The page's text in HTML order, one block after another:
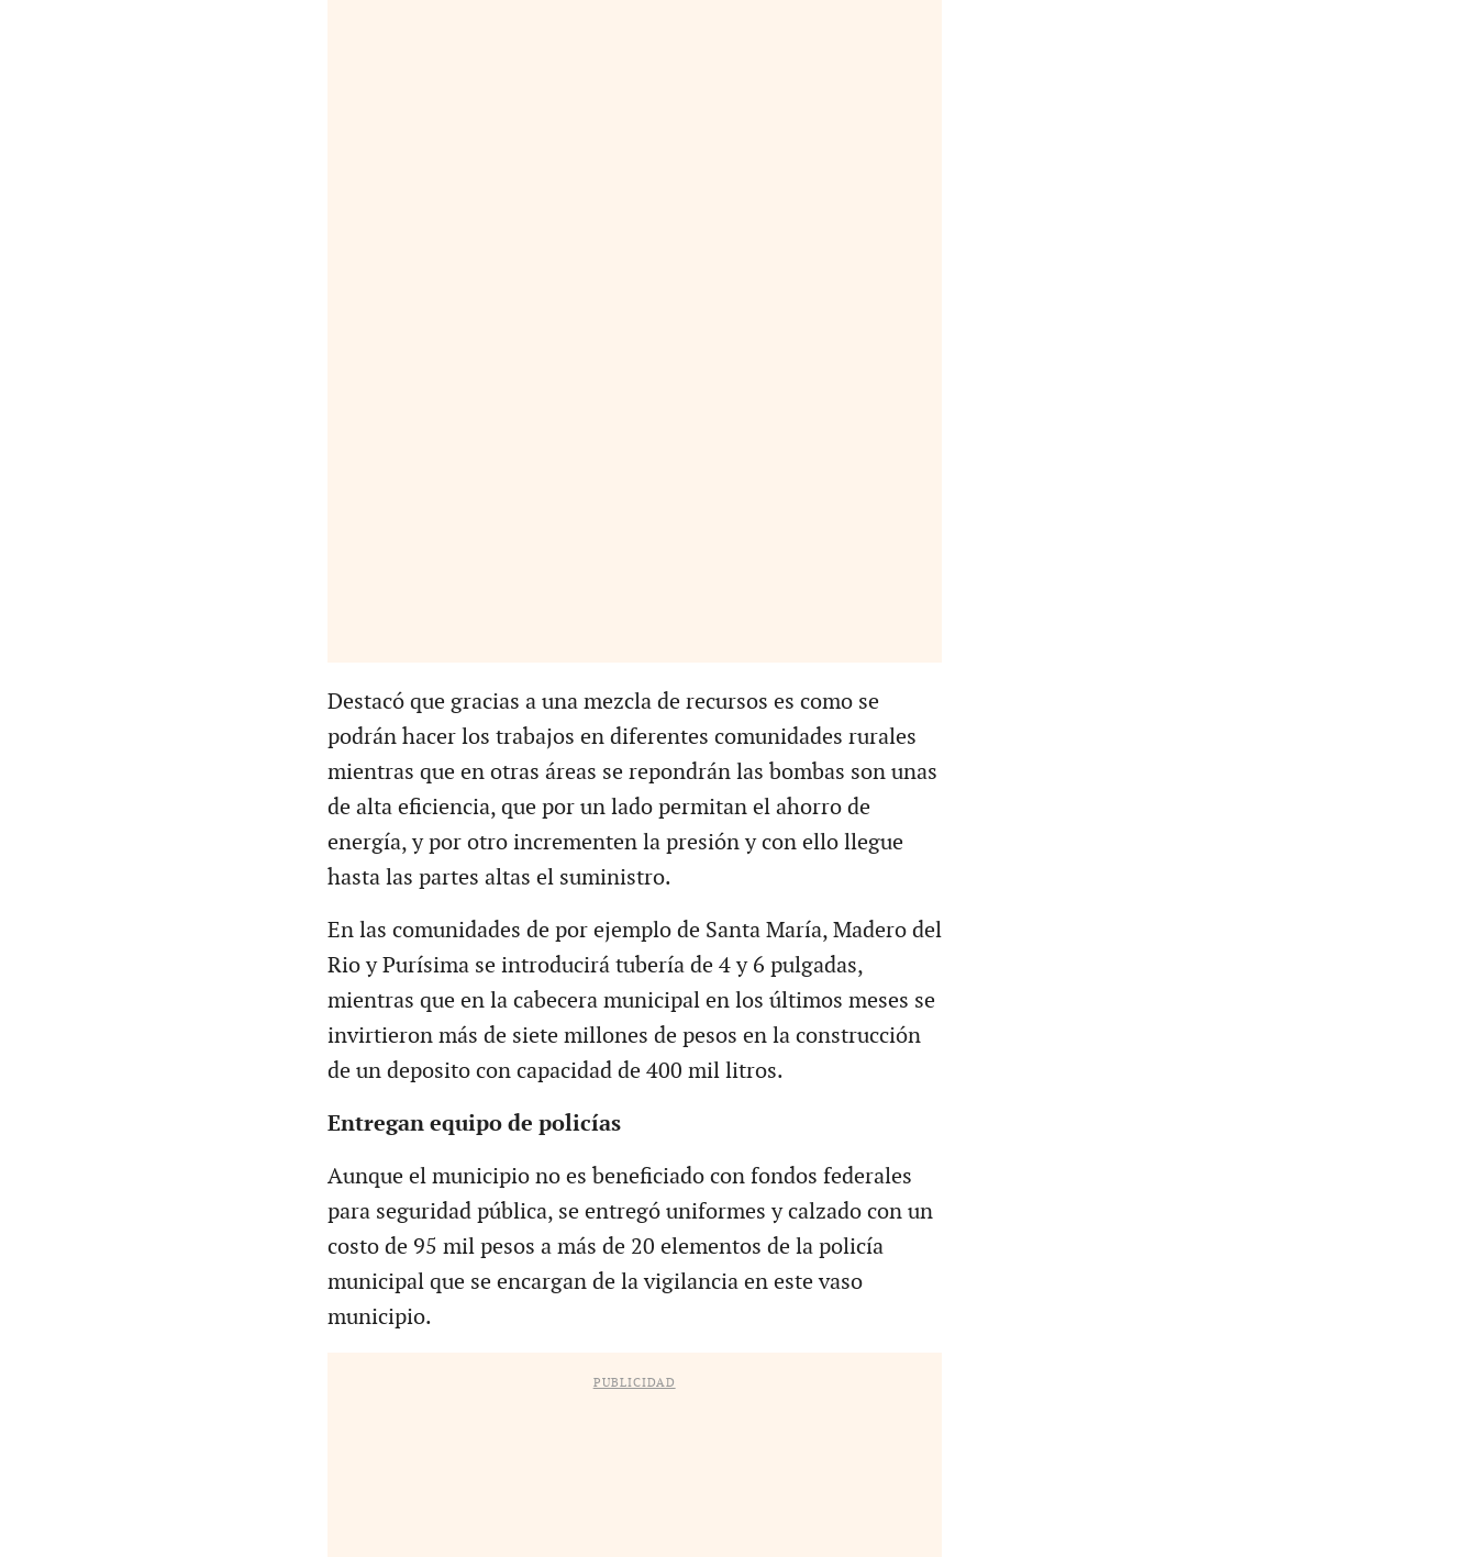
Destacó que gracias a una mezcla de recursos es como se
podrán hacer los trabajos en diferentes comunidades rurales
mientras que en otras áreas se repondrán las bombas son unas
de alta eficiencia, que por un lado permitan el ahorro de
energía, y por otro incrementen la presión y con ello llegue
hasta las partes altas el suministro.
En las comunidades de por ejemplo de Santa María, Madero del
Rio y Purísima se introducirá tubería de 4 y 6 pulgadas,
mientras que en la cabecera municipal en los últimos meses se
invirtieron más de siete millones de pesos en la construcción
de un deposito con capacidad de 400 mil litros.
Entregan equipo de policías
Aunque el municipio no es beneficiado con fondos federales
para seguridad pública, se entregó uniformes y calzado con un
costo de 95 mil pesos a más de 20 elementos de la policía
municipal que se encargan de la vigilancia en este vaso
municipio.
PUBLICIDAD